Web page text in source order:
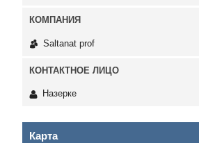
Saltanat prof
Назерке
Карта